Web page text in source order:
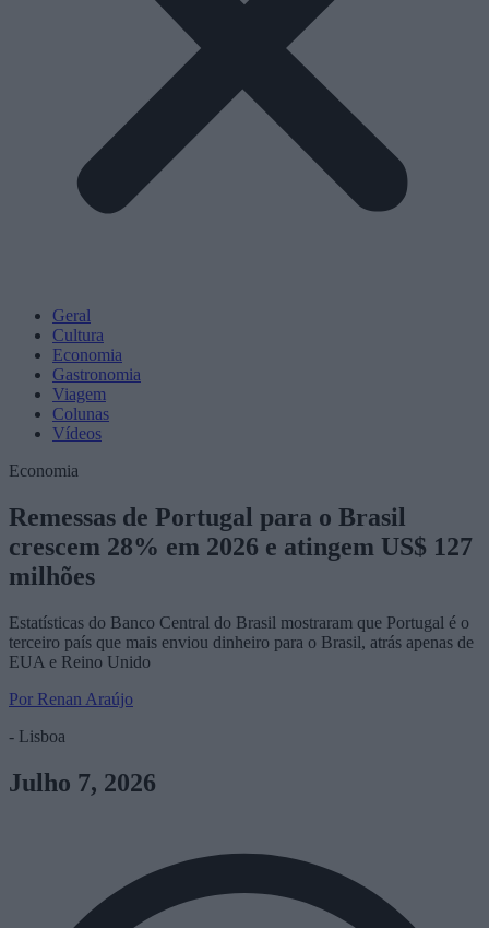
Geral
Cultura
Economia
Gastronomia
Viagem
Colunas
Vídeos
Economia
Remessas de Portugal para o Brasil
crescem 28% em 2026 e atingem US$ 127
milhões
Estatísticas do Banco Central do Brasil mostraram que Portugal é o
terceiro país que mais enviou dinheiro para o Brasil, atrás apenas de
EUA e Reino Unido
Por Renan Araújo
- Lisboa
Julho 7, 2026